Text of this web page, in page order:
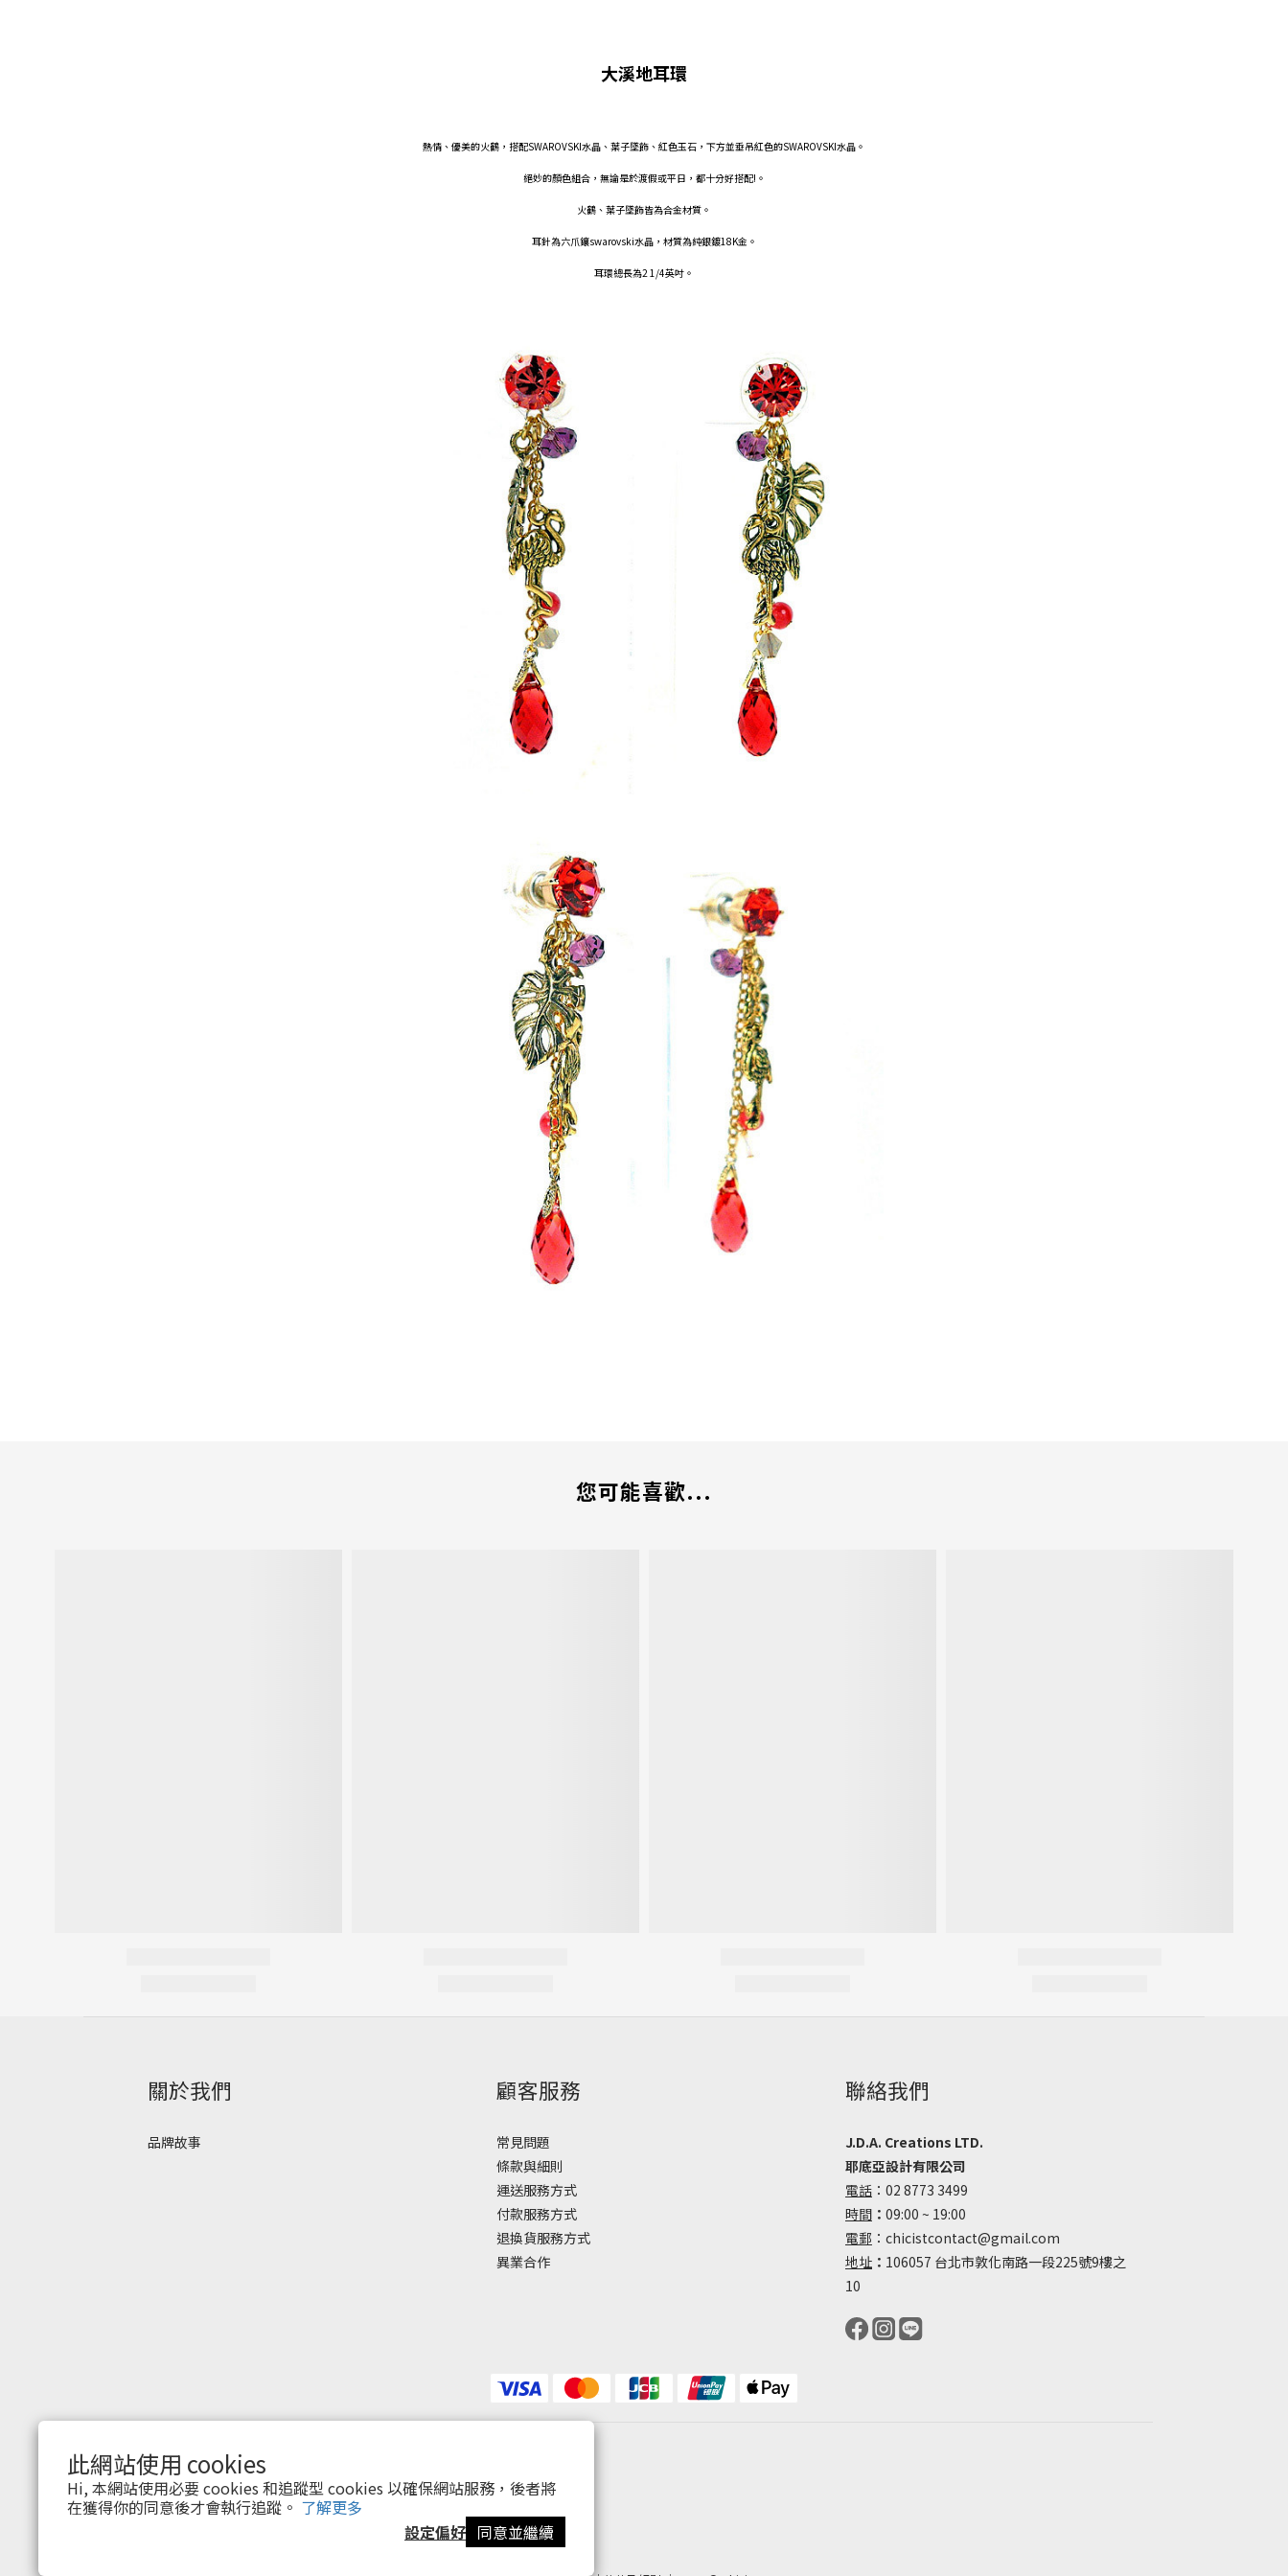
此網站使用 cookies
Hi, 本網站使用必要 cookies 和追蹤型 cookies 以確保網站服務，後者將
在獲得你的同意後才會執行追蹤。 了解更多
設定偏好 同意並繼續
大溪地耳環
熱情、優美的火鶴，搭配SWAROVSKI水晶、葉子墜飾、紅色玉石，下方並垂吊紅色的SWAROVSKI水晶。
絕妙的顏色組合，無論是於渡假或平日，都十分好搭配!。
火鶴、葉子墜飾皆為合金材質。
耳針為六爪鑲swarovski水晶，材質為純銀鍍18K金。
耳環總長為2 1/4英吋。
您可能喜歡...
關於我們
品牌故事
顧客服務
常見問題
條款與細則
運送服務方式
付款服務方式
退換貨服務方式
異業合作
聯絡我們
J.D.A. Creations LTD.
耶底亞設計有限公司
電話 ：02 8773 3499
時間 ： 09:00 ~ 19:00
電郵 ：chicistcontact@gmail.com
地址 ： 106057 台北市敦化南路一段225號9樓之
10
$TWD 繁體中文